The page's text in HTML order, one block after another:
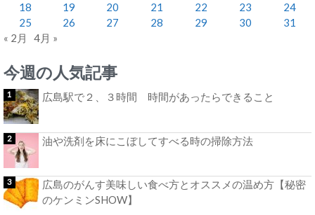
18
19 20 21 22 23
24
25
26 27 28 29 30
31
« 2月
4月 »
今週の人気記事
広島駅で２、３時間 時間があったらできること
油や洗剤を床にこぼしてすべる時の掃除方法
広島のがんす美味しい食べ方とオススメの温め方【秘密
のケンミンSHOW】